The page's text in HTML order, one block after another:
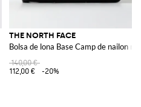
THE NORTH FACE
Bolsa de lona Base Camp de nailon
140,00 €
112,00 €
-20%